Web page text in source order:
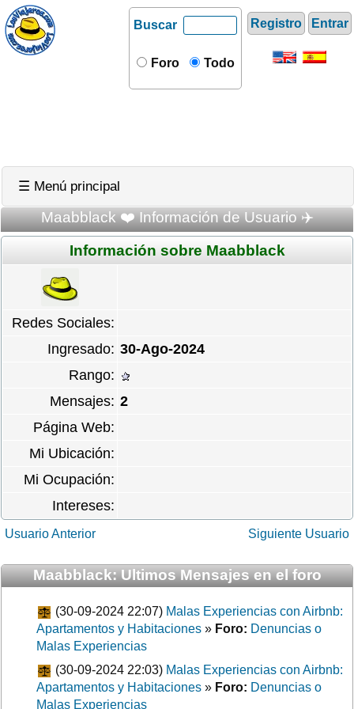
Registro Entrar
Buscar
Foro Todo
☰ Menú principal
Maabblack ❤️ Información de Usuario ✈️
Información sobre Maabblack
Redes Sociales:
Ingresado: 30-Ago-2024
Rango:
Mensajes: 2
Página Web:
Mi Ubicación:
Mi Ocupación:
Intereses:
Usuario Anterior Siguiente Usuario
Maabblack: Ultimos Mensajes en el foro
(30-09-2024 22:07) Malas Experiencias con Airbnb:
Apartamentos y Habitaciones » Foro: Denuncias o
Malas Experiencias
(30-09-2024 22:03) Malas Experiencias con Airbnb:
Apartamentos y Habitaciones » Foro: Denuncias o
Malas Experiencias